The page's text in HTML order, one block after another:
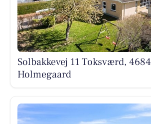
Solbakkevej 11 Toksværd, 4684
Holmegaard